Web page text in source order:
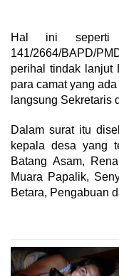
Hal ini seperti
141/2664/BAPD/
perihal tindak lanjut
para camat yang
langsung Sekretaris
Dalam surat itu
kepala desa yang
Batang Asam,
Muara Papalik,
Betara, Pengabuan